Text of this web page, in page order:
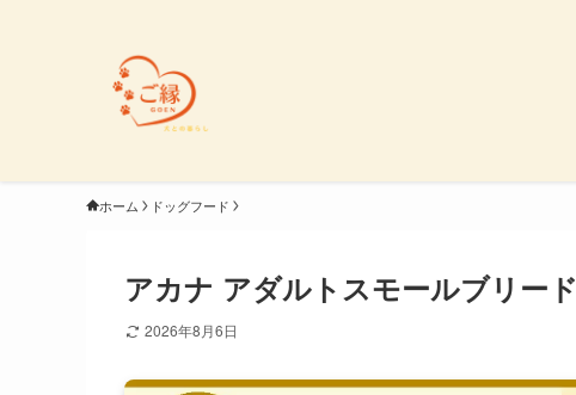
ホーム ドッグフード
アカナ アダルトスモールブリー
2026年8月6日